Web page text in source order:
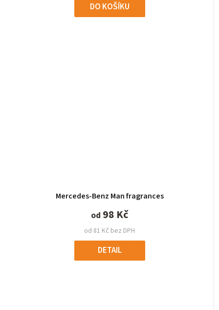
DO KOŠÍKU
Mercedes-Benz Man fragrances
hodnocení
produktu
je
5,0
z
5
od 81 Kč bez DPH
od 98 Kč
DETAIL